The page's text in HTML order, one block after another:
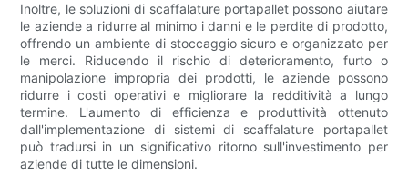
Inoltre, le soluzioni di scaffalature portapallet possono aiutare
le aziende a ridurre al minimo i danni e le perdite di prodotto,
offrendo un ambiente di stoccaggio sicuro e organizzato per
le merci. Riducendo il rischio di deterioramento, furto o
manipolazione impropria dei prodotti, le aziende possono
ridurre i costi operativi e migliorare la redditività a lungo
termine. L'aumento di efficienza e produttività ottenuto
dall'implementazione di sistemi di scaffalature portapallet
può tradursi in un significativo ritorno sull'investimento per
aziende di tutte le dimensioni.